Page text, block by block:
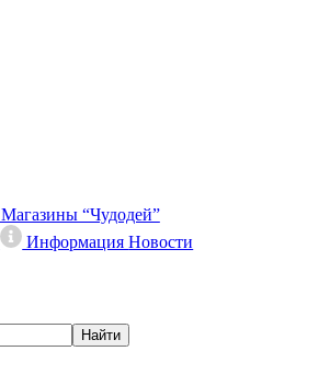
Магазины “Чудодей”
ИнформацияНовости
Найти